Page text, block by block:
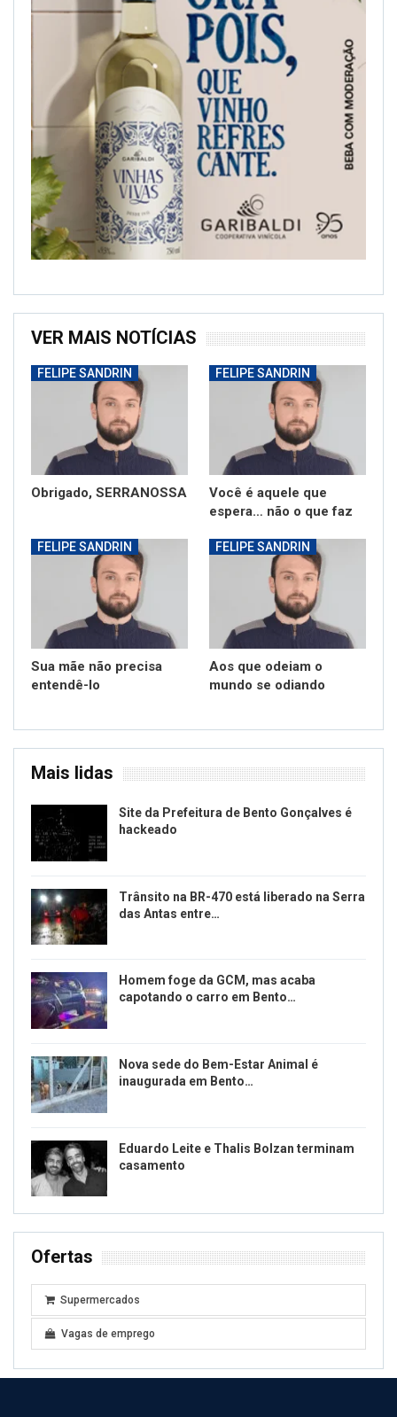
VER MAIS NOTÍCIAS
FELIPE SANDRIN
Obrigado, SERRANOSSA
FELIPE SANDRIN
Você é aquele que
espera… não o que faz
FELIPE SANDRIN
Sua mãe não precisa
entendê-lo
FELIPE SANDRIN
Aos que odeiam o
mundo se odiando
Mais lidas
Site da Prefeitura de Bento Gonçalves é
hackeado
Trânsito na BR-470 está liberado na Serra
das Antas entre…
Homem foge da GCM, mas acaba
capotando o carro em Bento…
Nova sede do Bem-Estar Animal é
inaugurada em Bento…
Eduardo Leite e Thalis Bolzan terminam
casamento
Ofertas
Supermercados
Vagas de emprego